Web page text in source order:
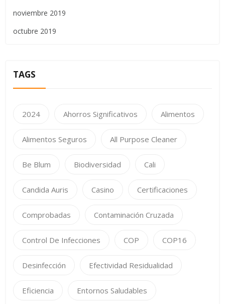
noviembre 2019
octubre 2019
TAGS
2024 Ahorros Significativos Alimentos
Alimentos Seguros All Purpose Cleaner
Be Blum Biodiversidad Cali
Candida Auris Casino Certificaciones
Comprobadas Contaminación Cruzada
Control De Infecciones COP COP16
Desinfección Efectividad Residualidad
Eficiencia Entornos Saludables